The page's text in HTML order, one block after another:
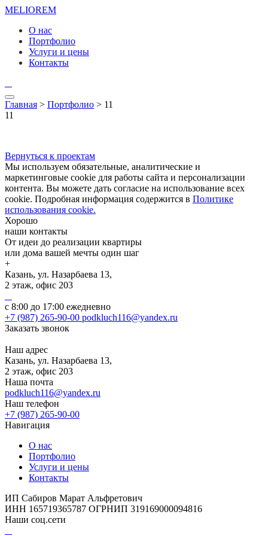
MELIOREM
О нас
Портфолио
Услуги и цены
Контакты
Главная > Портфолио > 11
11
Вернуться к проектам
Мы используем обязательные, аналитические и
маркетинговые cookie для работы сайта и персонализации
контента. Вы можете дать согласие на использование всех
cookie. Подробная информация содержится в Политике
использования cookie.
Хорошо
наши контакты
От идеи до реализации квартиры
или дома вашей мечты один шаг
+
Казань, ул. Назарбаева 13,
2 этаж, офис 203
с 8:00 до 17:00 ежедневно
+7 (987) 265-90-00 podkluch116@yandex.ru
Заказать звонок
Наш адрес
Казань, ул. Назарбаева 13,
2 этаж, офис 203
Наша почта
podkluch116@yandex.ru
Наш телефон
+7 (987) 265-90-00
Навигация
О нас
Портфолио
Услуги и цены
Контакты
ИП Сабиров Марат Альфретович
ИНН 165719365787 ОГРНИП 319169000094816
Наши соц.сети